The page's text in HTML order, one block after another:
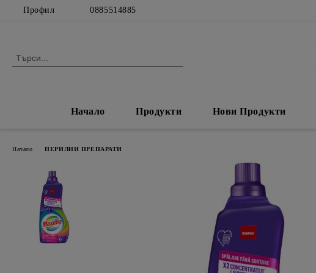
Профил 0885514885
Начало Продукти Нови Продукти
Начало ПЕРИЛНИ ПРЕПАРАТИ